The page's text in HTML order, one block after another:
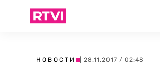
НОВОСТИ | 28.11.2017 / 02:48